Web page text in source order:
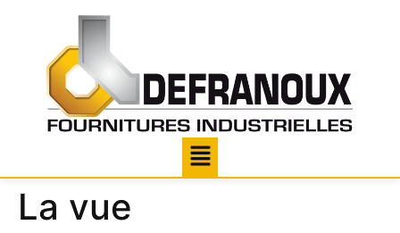
La vue